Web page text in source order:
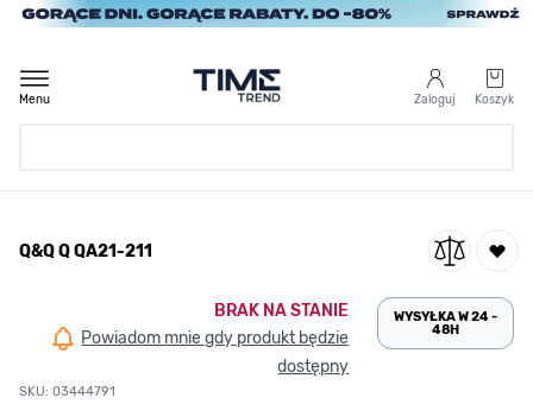
Przejdź do treści
Zaloguj Koszyk
Menu
/ Q&Q Q QA21-211
Q&Q Q QA21-211
BRAK NA STANIE
Powiadom mnie gdy produkt będzie
dostępny
SKU: 03444791
WYSYŁKA W 24 -
48H